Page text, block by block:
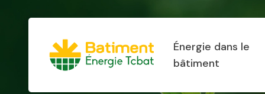
Énergie dans le
bâtiment